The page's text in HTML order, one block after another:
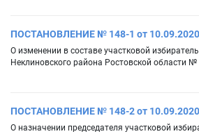
ПОСТАНОВЛЕНИЕ № 148-1 от 10.09.2020
О изменении в составе участковой
Неклиновского района Ростовской области №
ПОСТАНОВЛЕНИЕ № 148-2 от 10.09.2020
О назначении председателя участковой